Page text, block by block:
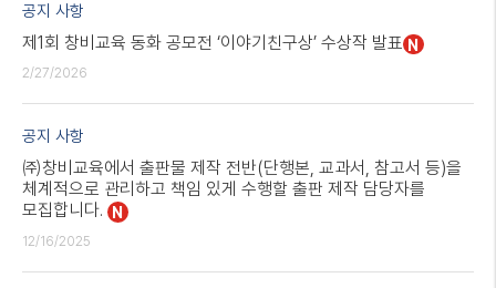
공지 사항
제1회 창비교육 동화 공모전 ‘이야기친구상’ 수상작 발표 N
2/27/2026
공지 사항
㈜창비교육에서 출판물 제작 전반(단행본, 교과서, 참고서 등)을
체계적으로 관리하고 책임 있게 수행할 출판 제작 담당자를
모집합니다.
N
12/16/2025